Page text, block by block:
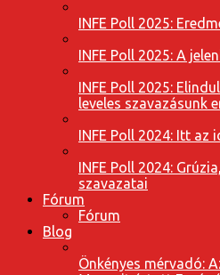
INFE Poll 2025:
INFE Poll 2025: A
INFE Poll 2025:
leveles szavazásunk
INFE Poll 2024: Itt az
INFE Poll 2024:
szavazatai
Fórum
Fórum
Blog
Önkényes mérvadó: